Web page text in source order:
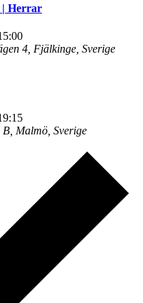
| Herrar
4, Fjälkinge, Sverige
B, Malmö, Sverige